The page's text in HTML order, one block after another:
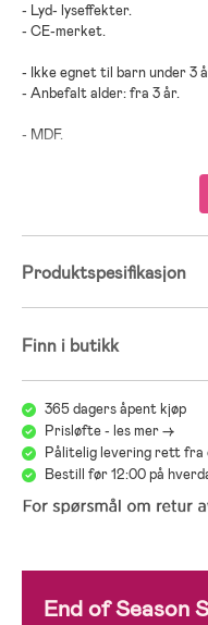
- Lyd- lyseffekter.
- CE-merket.
- Ikke egnet til barn under 3
- Anbefalt alder: fra 3 år.
- MDF.
Produktspesifikasjon
Finn i butikk
365 dagers åpent kjøp
Prisløfte - les mer ->
Pålitelig levering rett fra
Bestill før 12:00 på
End of Season